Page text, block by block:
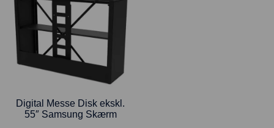
Digital Messe Disk ekskl.
55″ Samsung Skærm